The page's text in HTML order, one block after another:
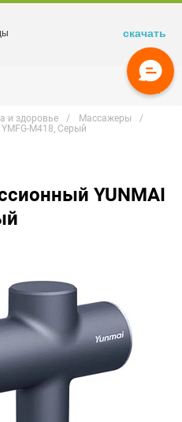
и здоровье
Массажеры
M418, Серый
YUNMAI
скачать